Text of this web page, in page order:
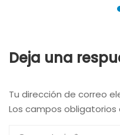
Deja una
Tu dirección de correo
Los campos